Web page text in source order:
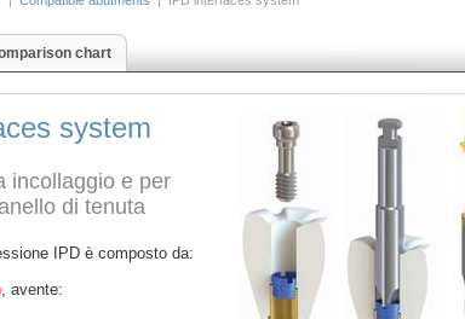
chart
system
incollaggio e per
di tenuta
IPD è composto da:
, avente: